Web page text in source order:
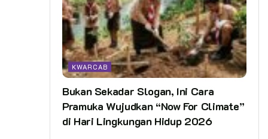
KWARCAB
Bukan Sekadar Slogan, Ini Cara
Pramuka Wujudkan “Now For Climate”
di Hari Lingkungan Hidup 2026